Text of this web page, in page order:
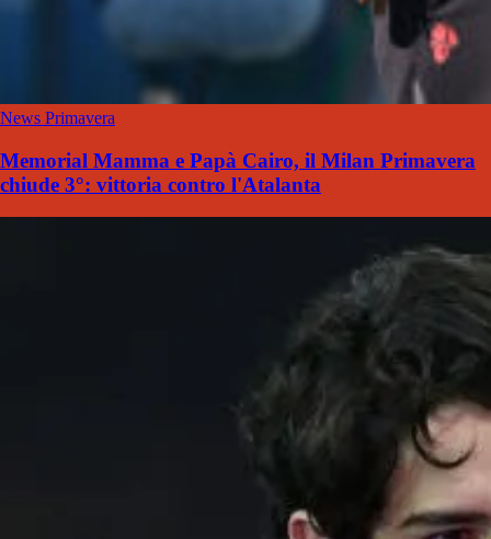
News Primavera
Memorial Mamma e Papà Cairo, il Milan Primavera
chiude 3°: vittoria contro l'Atalanta